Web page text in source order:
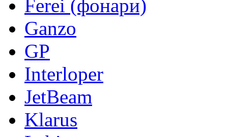
Ferei (фонари)
Ganzo
GP
Interloper
JetBeam
Klarus